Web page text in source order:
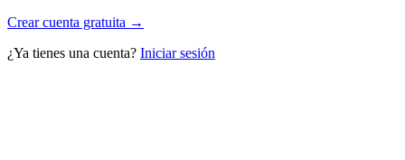
Crear cuenta gratuita →
¿Ya tienes una cuenta? Iniciar sesión